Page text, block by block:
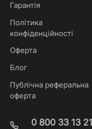
Гарантія
Політика
конфіденційності
Оферта
Блог
Публічна реферальна
оферта
0 800 33 13 21